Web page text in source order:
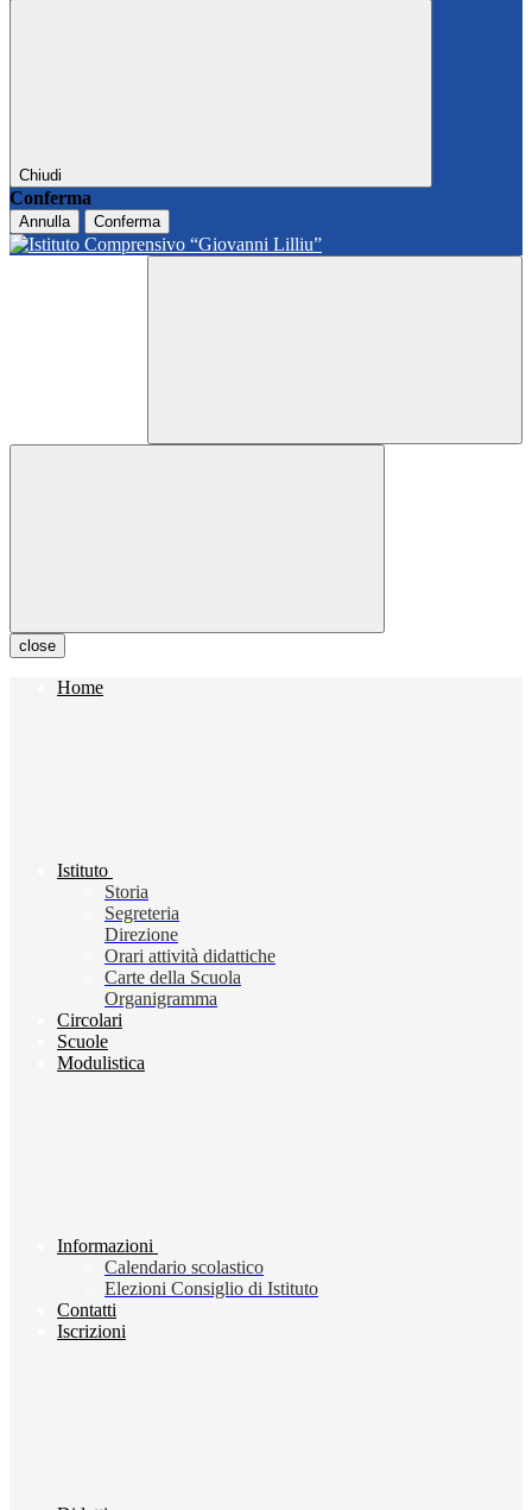
Chiudi
Conferma
Annulla Conferma
close
Home
Istituto
Storia
Segreteria
Direzione
Orari attività didattiche
Carte della Scuola
Organigramma
Circolari
Scuole
Modulistica
Informazioni
Calendario scolastico
Elezioni Consiglio di Istituto
Contatti
Iscrizioni